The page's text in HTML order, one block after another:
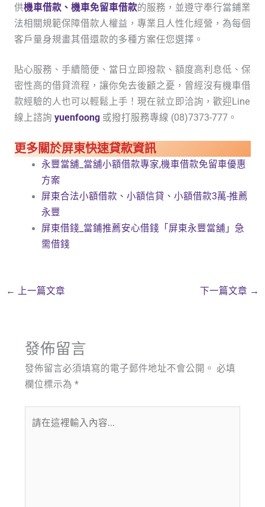
供機車借款、機車免留車借款的服務，並遵守奉行當鋪業
法相關規範保障借款人權益，專業且人性化經營，為每個
客戶量身規畫其借還款的多種方案任您選擇。
貼心服務、手續簡便、當日立即撥款、額度高利息低、保
密性高的借貸流程，讓你免去後顧之憂，曾經沒有機車借
款經驗的人也可以輕鬆上手！現在就立即洽詢，歡迎Line
線上諮詢 yuenfoong 或撥打服務專線 (08)7373-777。
更多關於屏東快速貸款資訊
永豐當舖_當舖小額借款專家,機車借款免留車優惠
方案
屏東合法小額借款、小額信貸、小額借款3萬-推薦
永豐
屏東借錢_當鋪推薦安心借錢「屏東永豐當舖」急
需借錢
← 上一篇文章 下一篇文章 →
發佈留言
發佈留言必須填寫的電子郵件地址不會公開。 必填
欄位標示為 *
在